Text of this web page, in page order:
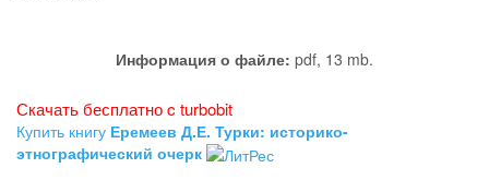
Информация о файле: pdf, 13 mb.
Скачать бесплатно c turbobit
Купить книгу Еремеев Д.Е. Турки: историко-
этнографический очерк